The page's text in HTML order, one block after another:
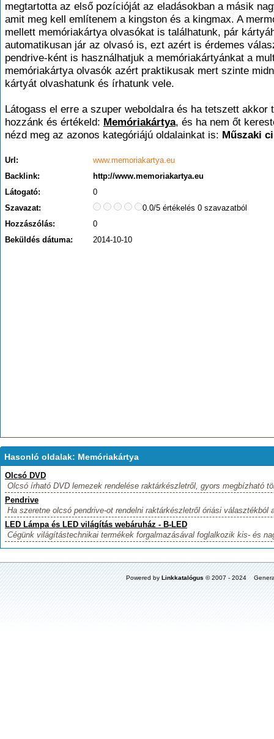
megtartotta az első pozícióját az eladásokban a másik
amit meg kell említenem a kingston és a kingmax. A
mellett memóriakártya olvasókat is találhatunk, pár
automatikusan jár az olvasó is, ezt azért is érdemes
pendrive-ként is használhatjuk a memóriakártyánkat a
memóriakártya olvasók azért praktikusak mert szinte
kártyát olvashatunk és írhatunk vele.
Látogass el erre a szuper weboldalra és ha tetszett akkor
hozzánk és értékeld: Memóriakártya, és ha nem őt
nézd meg az azonos kategóriájú oldalainkat is: Műszaki
Url:
www.memoriakartya.eu
Backlink:
http://www.memoriakartya.eu
Látogató:
0
Szavazat:
0.0/5 értékelés 0 szavazatból
Hozzászólás:
0
Beküldés dátuma:
2014-10-10
Hasonló oldalak: Memóriakártya
Olcsó DVD
Olcsó írható DVD lemezek rendelése raktárkészletről, gyors megbízható
Pendrive
Ha szeretne olcsó pendrive-ot rendelni raktárkészletről óriási választékból
LED Lámpa és LED világítás webáruház - B-LED
Cégünk világítástechnikai termékek forgalmazásával foglalkozik kis- és
Powered by Linkkatalógus © 2007 - 2024